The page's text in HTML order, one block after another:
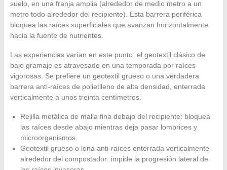
suelo, en una franja amplia (alrededor de medio metro a un
metro todo alrededor del recipiente). Esta barrera periférica
bloquea las raíces superficiales que avanzan horizontalmente
hacia la fuente de nutrientes.
Las experiencias varían en este punto: el geotextil clásico de
bajo gramaje es atravesado en una temporada por raíces
vigorosas. Se prefiere un geotextil grueso o una verdadera
barrera anti-raíces de polietileno de alta densidad, enterrada
verticalmente a unos treinta centímetros.
Rejilla metálica de malla fina debajo del recipiente: bloquea
las raíces desde abajo mientras deja pasar lombrices y
microorganismos.
Geotextil grueso o lona anti-raíces enterrada verticalmente
alrededor del compostador: impide la progresión lateral de